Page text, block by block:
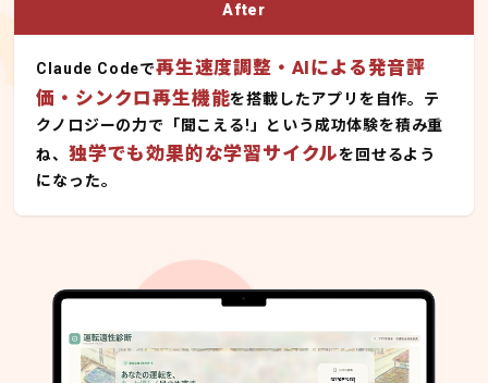
After
Claude Codeで再生速度調整・AIによる発音評
価・シンクロ再生機能を搭載したアプリを自作。テ
クノロジーの力で「聞こえる!」という成功体験を積み重
ね、独学でも効果的な学習サイクルを回せるよう
になった。